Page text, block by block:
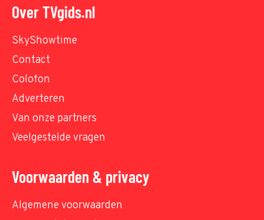
Over TVgids.nl
SkyShowtime
Contact
Colofon
Adverteren
Van onze partners
Veelgestelde vragen
Voorwaarden & privacy
Algemene voorwaarden